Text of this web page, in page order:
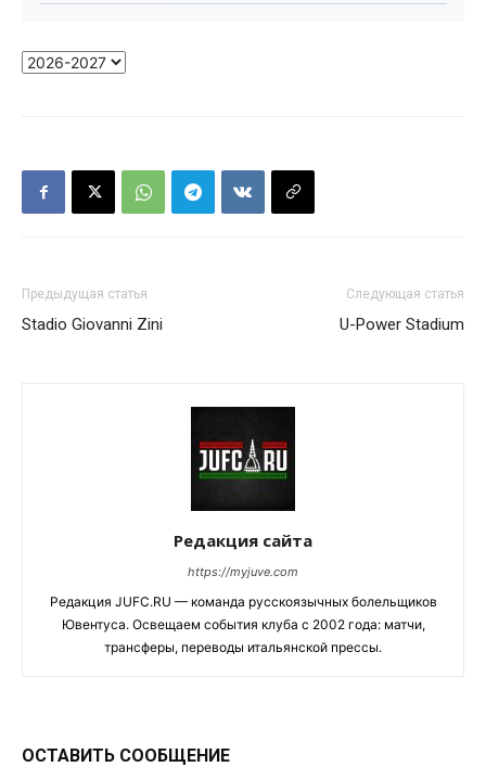
Предыдущая статья
Stadio Giovanni Zini
Следующая статья
U-Power Stadium
Редакция сайта
https://myjuve.com
Редакция JUFC.RU — команда русскоязычных болельщиков
Ювентуса. Освещаем события клуба с 2002 года: матчи,
трансферы, переводы итальянской прессы.
ОСТАВИТЬ СООБЩЕНИЕ